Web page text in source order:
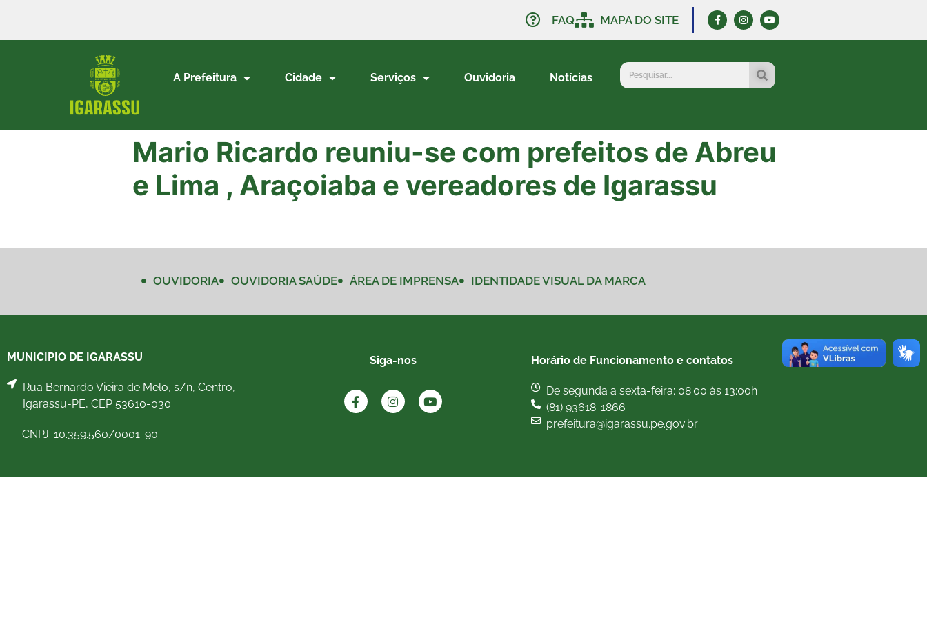
FAQ MAPA DO SITE
A Prefeitura Cidade Serviços Ouvidoria Notícias
Mario Ricardo reuniu-se com prefeitos de Abreu
e Lima , Araçoiaba e vereadores de Igarassu
OUVIDORIA OUVIDORIA SAÚDE ÁREA DE IMPRENSA IDENTIDADE VISUAL DA MARCA
MUNICIPIO DE IGARASSU
Rua Bernardo Vieira de Melo, s/n, Centro,
Igarassu-PE, CEP 53610-030
CNPJ: 10.359.560/0001-90
Siga-nos Horário de Funcionamento e contatos
De segunda a sexta-feira: 08:00 às 13:00h
(81) 93618-1866
prefeitura@igarassu.pe.gov.br